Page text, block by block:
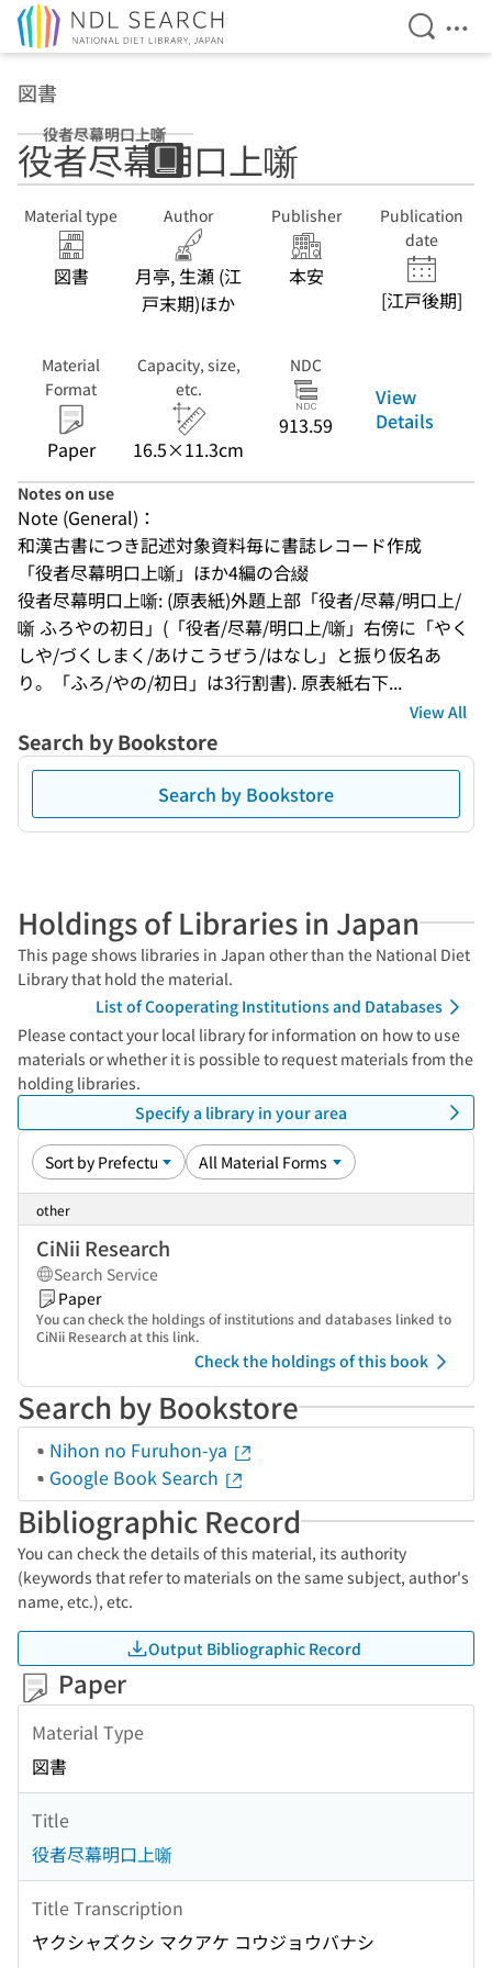
Open
図書
役者尽幕明口上噺
役者尽幕明口上噺
Material type
図書
Author
月亭, 生瀬 (江
戸末期)ほか
Publisher
本安
Publication
date
[江戸後期]
Material
Format
Paper
Capacity, size,
etc.
16.5×11.3cm
NDC
913.59
View
Details
Notes on use
Note (General)：
和漢古書につき記述対象資料毎に書誌レコード作成
「役者尽幕明口上噺」ほか4編の合綴
役者尽幕明口上噺: (原表紙)外題上部「役者/尽幕/明口上/
噺 ふろやの初日」(「役者/尽幕/明口上/噺」右傍に「やく
しや/づくしまく/あけこうぜう/はなし」と振り仮名あ
り。「ふろ/やの/初日」は3行割書). 原表紙右下...
View All
Search by Bookstore
Search by Bookstore
Holdings of Libraries in Japan
This page shows libraries in Japan other than the National Diet
Library that hold the material.
List of Cooperating Institutions and Databases
Please contact your local library for information on how to use
materials or whether it is possible to request materials from the
holding libraries.
Specify a library in your area
other
CiNii Research
Search Service
Paper
You can check the holdings of institutions and databases linked to
CiNii Research at this link.
Check the holdings of this book
Search by Bookstore
Nihon no Furuhon-ya
Google Book Search
Bibliographic Record
You can check the details of this material, its authority
(keywords that refer to materials on the same subject, author's
name, etc.), etc.
Output Bibliographic Record
Paper
Material Type
図書
Title
役者尽幕明口上噺
Title Transcription
ヤクシャズクシ マクアケ コウジョウバナシ